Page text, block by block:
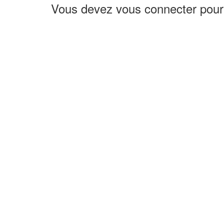
Vous devez vous connecter